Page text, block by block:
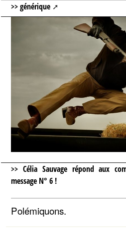
>> générique
>>Célia Sauvage répond aux
message N° 6 !
Polémiquons.